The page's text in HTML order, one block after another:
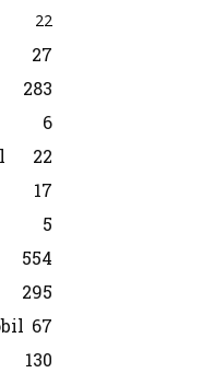
22
27
283
6
22
17
5
554
295
67
130